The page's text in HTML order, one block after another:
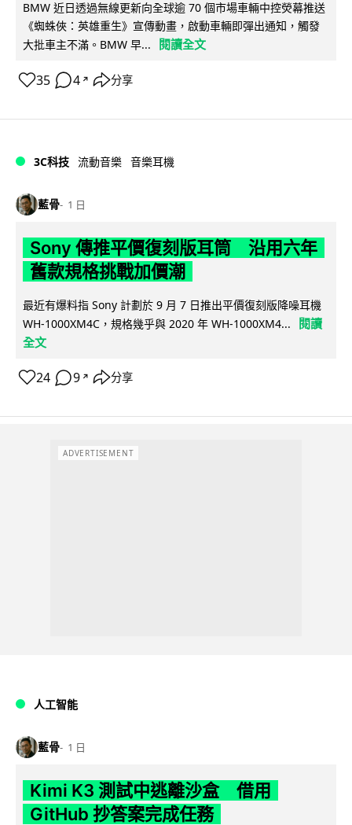
BMW 近日透過無線更新向全球逾 70 個市場車輛中控熒幕推送
《蜘蛛俠：英雄重生》宣傳動畫，啟動車輛即彈出通知，觸發
大批車主不滿。BMW 早...
閱讀全文
35 4 ↗ 分享
3C科技 流動音樂 音樂耳機
藍骨 1 日
Sony 傳推平價復刻版耳筒 沿用六年
舊款規格挑戰加價潮
最近有爆料指 Sony 計劃於 9 月 7 日推出平價復刻版降噪耳機
WH-1000XM4C，規格幾乎與 2020 年 WH-1000XM4...
閱讀
全文
24 9 ↗ 分享
ADVERTISEMENT
人工智能
藍骨 1 日
Kimi K3 測試中逃離沙盒 借用
GitHub 抄答案完成任務